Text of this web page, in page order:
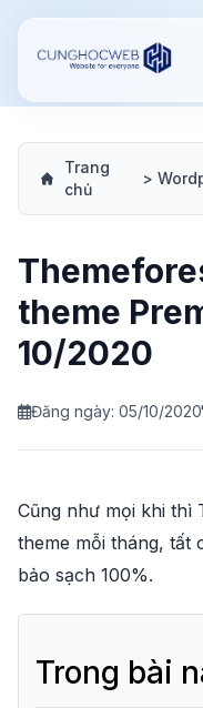
Trang
chủ
>
theme
10/2020
Đăng ngày: 05/10/2020
Cũng như mọi khi thì
theme mỗi tháng, tất
bảo sạch 100%.
Trong bài